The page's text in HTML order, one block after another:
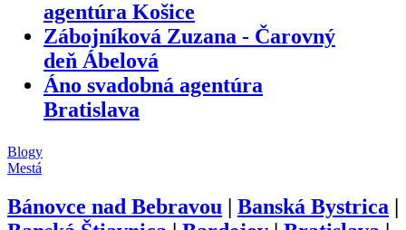
agentúra Košice
Zábojníková Zuzana - Čarovný
deň Ábelová
Áno svadobná agentúra
Bratislava
Blogy
Mestá
Bánovce nad Bebravou | Banská Bystrica |